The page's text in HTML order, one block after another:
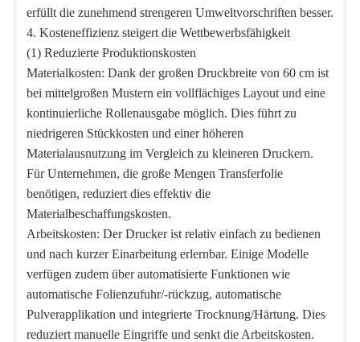
erfüllt die zunehmend strengeren Umweltvorschriften besser.
4. Kosteneffizienz steigert die Wettbewerbsfähigkeit
(1) Reduzierte Produktionskosten
Materialkosten: Dank der großen Druckbreite von 60 cm ist
bei mittelgroßen Mustern ein vollflächiges Layout und eine
kontinuierliche Rollenausgabe möglich. Dies führt zu
niedrigeren Stückkosten und einer höheren
Materialausnutzung im Vergleich zu kleineren Druckern.
Für Unternehmen, die große Mengen Transferfolie
benötigen, reduziert dies effektiv die
Materialbeschaffungskosten.
Arbeitskosten: Der Drucker ist relativ einfach zu bedienen
und nach kurzer Einarbeitung erlernbar. Einige Modelle
verfügen zudem über automatisierte Funktionen wie
automatische Folienzufuhr/-rückzug, automatische
Pulverapplikation und integrierte Trocknung/Härtung. Dies
reduziert manuelle Eingriffe und senkt die Arbeitskosten.